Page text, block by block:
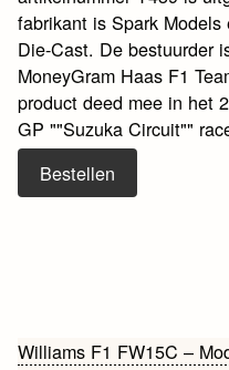
fabrikant is Spark
Die-Cast. De bestuurder
MoneyGram Haas F1
product deed mee in het
GP ""Suzuka Circuit""
Bestellen
Bericht
Williams F1 FW15C –